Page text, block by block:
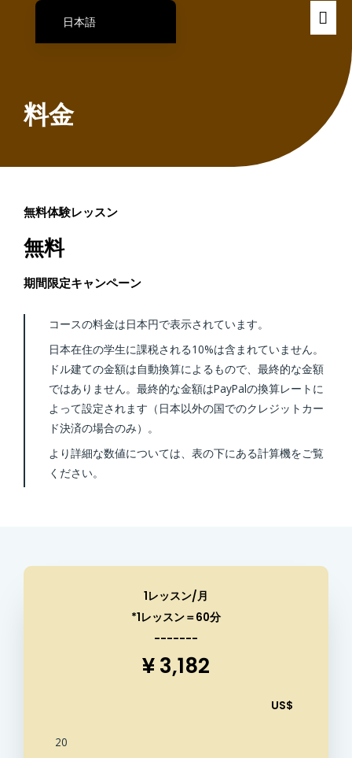
料金
無料体験レッスン
無料
期間限定キャンペーン
コースの料金は日本円で表示されています。
日本在住の学生に課税される10%は含まれていません。
ドル建ての金額は自動換算によるもので、最終的な金額
ではありません。最終的な金額はPayPalの換算レートに
よって設定されます（日本以外の国でのクレジットカー
ド決済の場合のみ）。
より詳細な数値については、表の下にある計算機をご覧
ください。
1レッスン/月
*1レッスン＝60分
-------
¥ 3,182
US$
20
日本語
Português do Brasil
Español